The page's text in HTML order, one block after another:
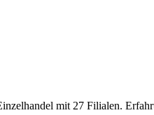
mit 27 Filialen.